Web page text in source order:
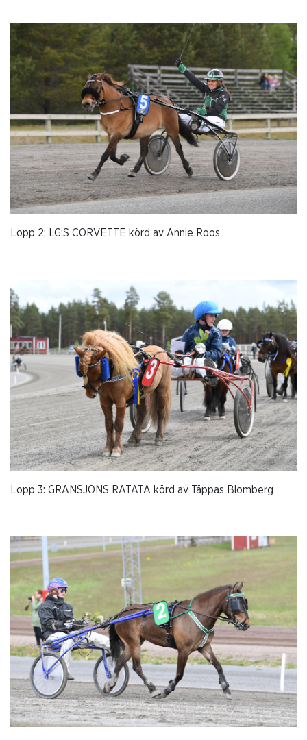
Lopp 2: LG:S CORVETTE körd av Annie Roos
Lopp 3: GRANSJÖNS RATATA körd av Täppas Blomberg